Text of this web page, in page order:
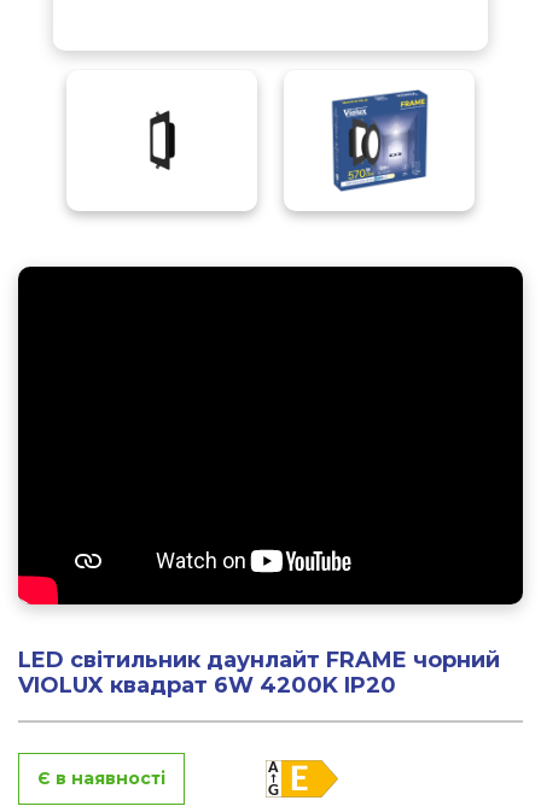
LED світильник даунлайт FRAME чорний
VIOLUX квадрат 6W 4200K IP20
Є в наявності